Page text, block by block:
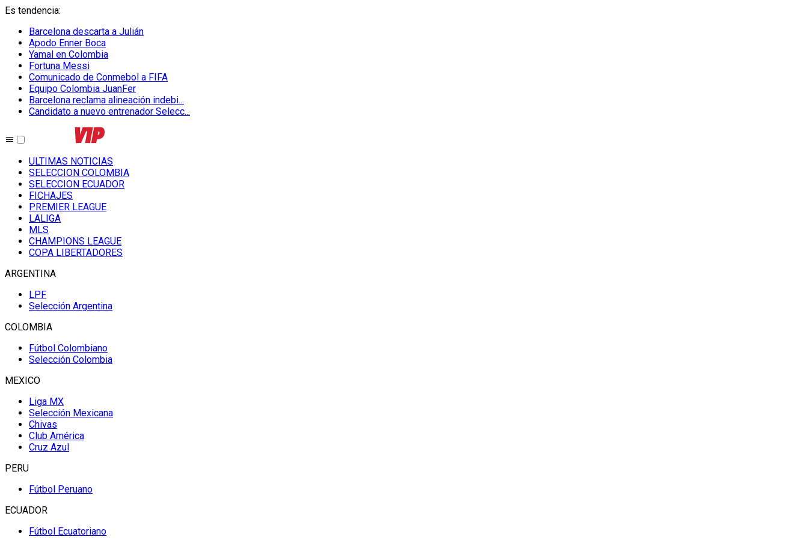
Es tendencia:
Barcelona descarta a Julián
Apodo Enner Boca
Yamal en Colombia
Fortuna Messi
Comunicado de Conmebol a FIFA
Equipo Colombia JuanFer
Barcelona reclama alineación indebi...
Candidato a nuevo entrenador Selecc...
ULTIMAS NOTICIAS
SELECCION COLOMBIA
SELECCION ECUADOR
FICHAJES
PREMIER LEAGUE
LALIGA
MLS
CHAMPIONS LEAGUE
COPA LIBERTADORES
ARGENTINA
LPF
Selección Argentina
COLOMBIA
Fútbol Colombiano
Selección Colombia
MEXICO
Liga MX
Selección Mexicana
Chivas
Club América
Cruz Azul
PERU
Fútbol Peruano
ECUADOR
Fútbol Ecuatoriano